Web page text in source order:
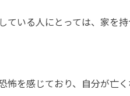
ている人にとっては、家を
怖を感じており、自分が亡